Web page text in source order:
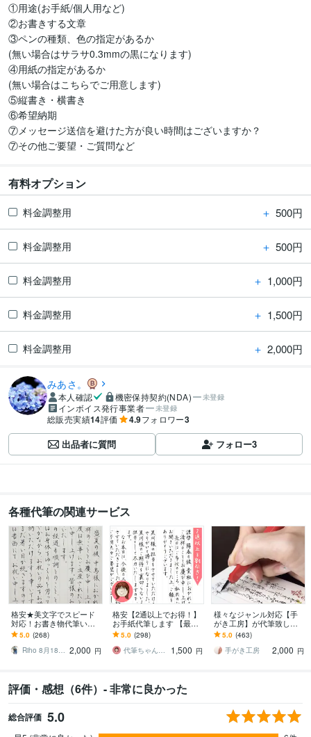
①用途(お手紙/個人用など)
②お書きする文章
③ペンの種類、色の指定があるか
(無い場合はサラサ0.3mmの黒になります)
④用紙の指定があるか
(無い場合はこちらでご用意します)
⑤縦書き・横書き
⑥希望納期
⑦メッセージ送信を避けた方が良い時間はございますか？
⑦その他ご要望・ご質問など
有料オプション
料金調整用 ＋ 500円
料金調整用 ＋ 500円
料金調整用 ＋ 1,000円
料金調整用 ＋ 1,500円
料金調整用 ＋ 2,000円
みあさ。
本人確認 機密保持契約(NDA) 未登録
インボイス発行事業者 未登録
総販売実績14評価 4.9フォロワー3
出品者に質問 フォロー3
各種代筆の関連サービス
格安★美文字でスピード
対応！お書き物代筆いた
します 【最短即日発送】
宛名書き無料！願書や葉
書や式辞もOK◎
5.0 (268)
Riho 8月18日〜受付一時休止 2,000 円
格安【2通以上でお得！】
お手紙代筆します 【最短
即日発送】【宛名書き無
料】願書・履歴書のサー
ビスも☆
5.0 (298)
代筆ちゃん☆3500通以上の代筆実績！
1,500 円
様々なジャンル対応【手
がき工房】が代筆致しま
す ☆手紙、履歴書、釣
書、宛名書き、命名書、
賞状など代筆致します
5.0 (463)
手がき工房
2,000 円
評価・感想（6件）- 非常に良かった
総合評価 5.0